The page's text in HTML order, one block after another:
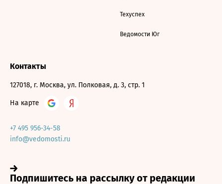
Техуспех
Ведомости Юг
Контакты
127018, г. Москва, ул. Полковая, д. 3, стр. 1
На карте
+7 495 956-34-58
info@vedomosti.ru